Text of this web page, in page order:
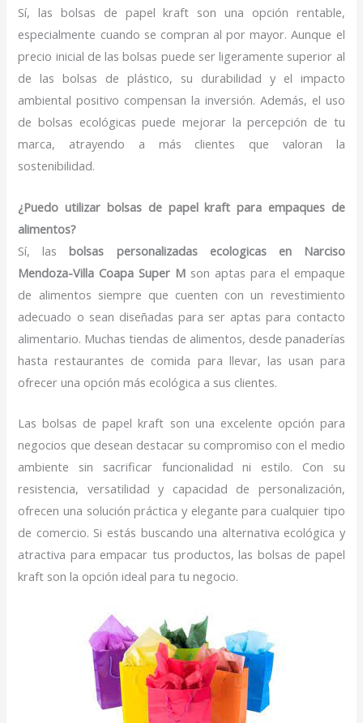
Sí, las bolsas de papel kraft son una opción rentable,
especialmente cuando se compran al por mayor. Aunque el
precio inicial de las bolsas puede ser ligeramente superior al
de las bolsas de plástico, su durabilidad y el impacto
ambiental positivo compensan la inversión. Además, el uso
de bolsas ecológicas puede mejorar la percepción de tu
marca, atrayendo a más clientes que valoran la
sostenibilidad.
¿Puedo utilizar bolsas de papel kraft para empaques de
alimentos?
Sí, lasbolsas personalizadas ecologicas en Narciso
Mendoza-Villa Coapa Super M son aptas para el empaque
de alimentos siempre que cuenten con un revestimiento
adecuado o sean diseñadas para ser aptas para contacto
alimentario. Muchas tiendas de alimentos, desde panaderías
hasta restaurantes de comida para llevar, las usan para
ofrecer una opción más ecológica a sus clientes.
Las bolsas de papel kraft son una excelente opción para
negocios que desean destacar su compromiso con el medio
ambiente sin sacrificar funcionalidad ni estilo. Con su
resistencia, versatilidad y capacidad de personalización,
ofrecen una solución práctica y elegante para cualquier tipo
de comercio. Si estás buscando una alternativa ecológica y
atractiva para empacar tus productos, las bolsas de papel
kraft son la opción ideal para tu negocio.